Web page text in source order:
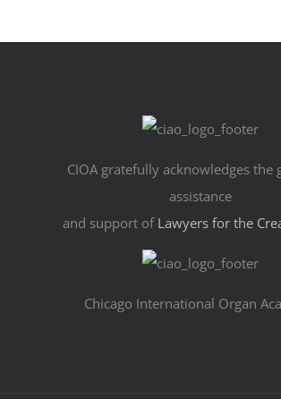
CIOA gratefully acknowledges the
assistance
and support of Lawyers for the
Chicago International Organ